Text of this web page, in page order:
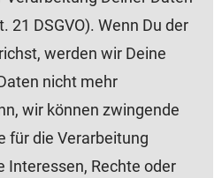
21 DSGVO). Wenn Du der
werden wir Deine
nicht mehr
wir können zwingende
für die Verarbeitung
Interessen, Rechte oder